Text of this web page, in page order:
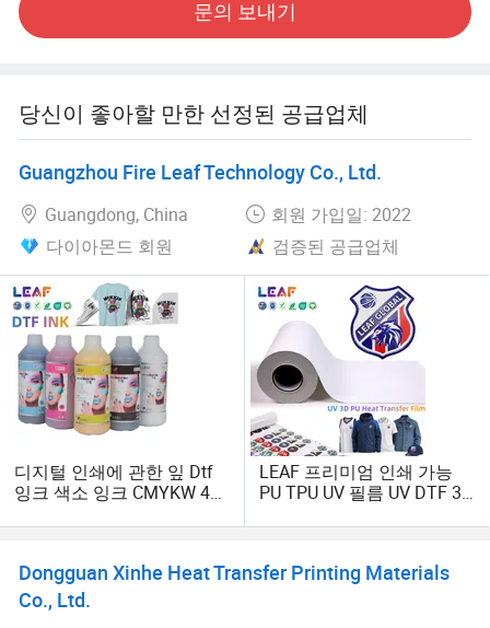
University에서도 지원됩니다. 인화지에 있는 블로팅 기술이
적용되었습니다. 당사 제품은 잉크 흡수 능력이 높고, 높은
고 있습니다.
수년간의 연구를 통해 우리는 일련의 초박형 핫 멜트 접착
필름을 성공적으로 개발하였습니다. 15u-50u 초박형 핫 멜
트 접착 필름은 사용자 정의할 수 있습니다. 시장의 기존 핫
멜트 접착 필름과 비교했을 때, 당사의 초박형 핫 멜트 접착
필름은 표면이 매끄러우며, 구조적 강도가 높고, 안티노란색
이 있습니다.
또한, 혁신적인 기술을 적용하여 고객에게 더 나은 서비스
를 제공하기 위해 서로 다른 재질의 고온 용융 접착 필름인
양면을 새로운 필름으로 제작하였습니다.
문의 보내기
당신이 좋아할 만한 선정된 공급업체
Guangzhou Fire Leaf Technology Co., Ltd.
Guangdong, China
회원 가입일: 2022
다이아몬드 회원
검증된 공급업체
디지털 인쇄에 관한 잎 Dtf
잉크 색소 잉크 CMYKW 4
LEAF 프리미엄 인쇄 가능
PU TPU UV 필름 UV DTF 3D
Dongguan Xinhe Heat Transfer Printing Materials
Co., Ltd.